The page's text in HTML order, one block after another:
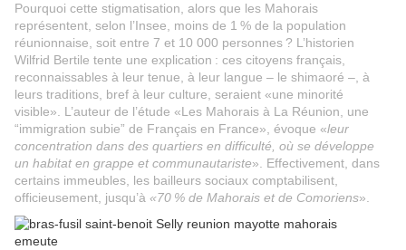
Pourquoi cette stigmatisation, alors que les Mahorais
représentent, selon l’Insee, moins de 1 % de la population
réunionnaise, soit entre 7 et 10 000 personnes ? L’historien
Wilfrid Bertile tente une explication : ces citoyens français,
reconnaissables à leur tenue, à leur langue – le shimaoré –, à
leurs traditions, bref à leur culture, seraient «une minorité
visible». L’auteur de l’étude «Les Mahorais à La Réunion, une
“immigration subie” de Français en France», évoque «leur
concentration dans des quartiers en difficulté, où se développe
un habitat en grappe et communautariste». Effectivement, dans
certains immeubles, les bailleurs sociaux comptabilisent,
officieusement, jusqu’à «70 % de Mahorais et de Comoriens».